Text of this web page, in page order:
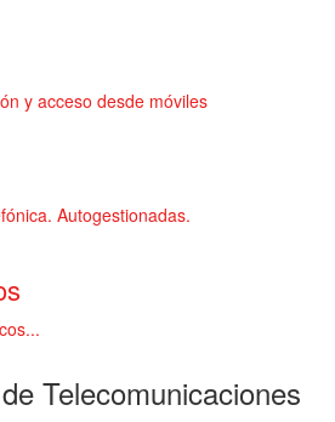
y acceso desde móviles
Autogestionadas.
Telecomunicaciones